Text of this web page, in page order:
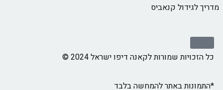
מדריך לגידול קנאביס
כל הזכויות שמורות לקאנה דיפו ישראל 2024 ©
*התמונות באתר להמחשה בלבד